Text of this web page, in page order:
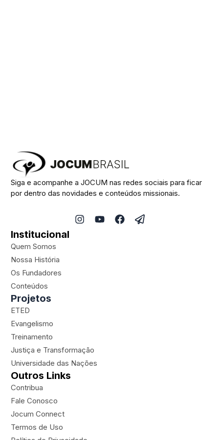
Siga e acompanhe a JOCUM nas redes sociais para ficar
por dentro das novidades e conteúdos missionais.
I
n
Y
o
F
a
P
a
Institucional
Quem Somos
Nossa História
Os Fundadores
Conteúdos
Projetos
ETED
Evangelismo
Treinamento
Justiça e Transformação
Universidade das Nações
Outros Links
Contribua
Fale Conosco
Jocum Connect
Termos de Uso